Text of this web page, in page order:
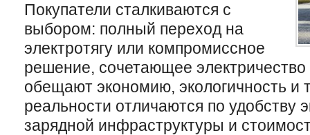
Покупатели сталкиваются с
выбором: полный переход на
электротягу или компромиссное
решение, сочетающее
обещают экономию, экологичность и
реальности отличаются по удобству
зарядной инфраструктуры и